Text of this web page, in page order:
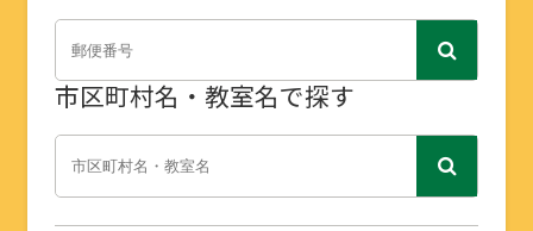
市区町村名・教室名で探す